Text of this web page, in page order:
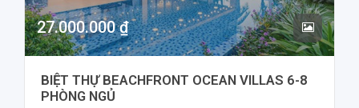
27.000.000 ₫
BIỆT THỰ BEACHFRONT OCEAN VILLAS 6-8
PHÒNG NGỦ